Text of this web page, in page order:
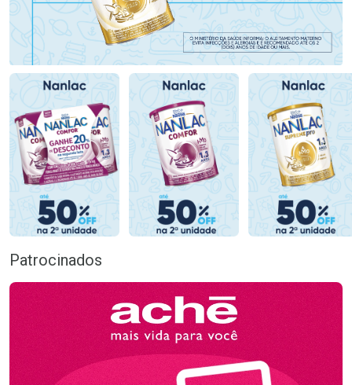
Patrocinados